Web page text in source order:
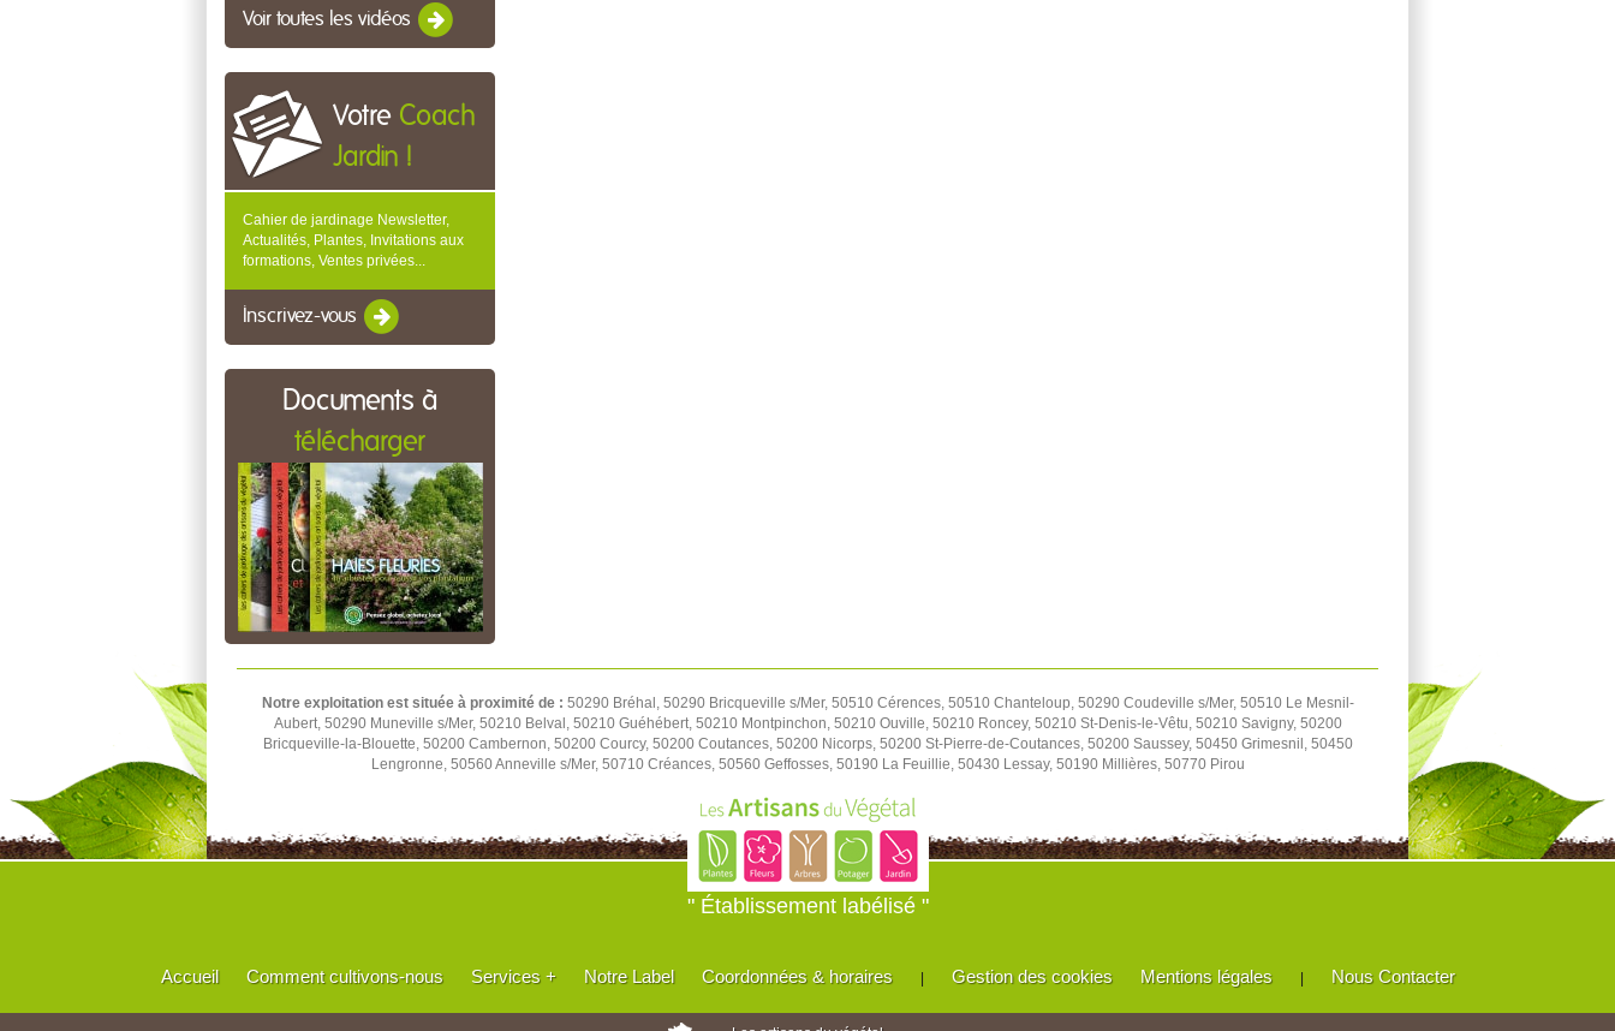
Voir toutes les vidéos
Votre Coach
Jardin !
Cahier de jardinage Newsletter,
Actualités, Plantes, Invitations aux
formations, Ventes privées...
Inscrivez-vous
Documents à
télécharger
Notre exploitation est située à proximité de : 50290 Bréhal, 50290 Bricqueville s/Mer, 50510 Cérences, 50510 Chanteloup, 50290 Coudeville s/Mer, 50510 Le Mesnil-
Aubert, 50290 Muneville s/Mer, 50210 Belval, 50210 Guéhébert, 50210 Montpinchon, 50210 Ouville, 50210 Roncey, 50210 St-Denis-le-Vêtu, 50210 Savigny, 50200
Bricqueville-la-Blouette, 50200 Cambernon, 50200 Courcy, 50200 Coutances, 50200 Nicorps, 50200 St-Pierre-de-Coutances, 50200 Saussey, 50450 Grimesnil, 50450
Lengronne, 50560 Anneville s/Mer, 50710 Créances, 50560 Geffosses, 50190 La Feuillie, 50430 Lessay, 50190 Millières, 50770 Pirou
" Établissement labélisé "
Accueil Comment cultivons-nous Services + Notre Label Coordonnées & horaires | Gestion des cookies Mentions légales | Nous Contacter